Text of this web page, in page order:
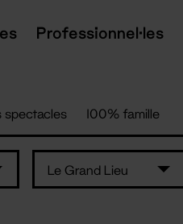
Professionnel·les
spectacles 100% famille
Le Grand Lieu